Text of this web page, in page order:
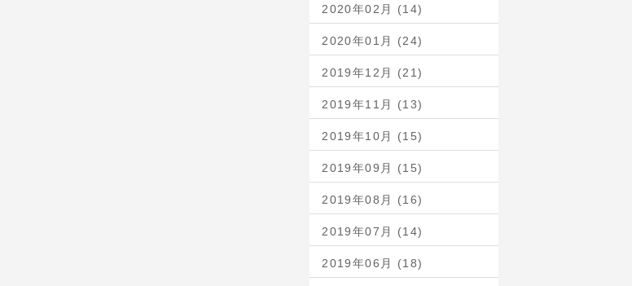
2020年02月 (14)
2020年01月 (24)
2019年12月 (21)
2019年11月 (13)
2019年10月 (15)
2019年09月 (15)
2019年08月 (16)
2019年07月 (14)
2019年06月 (18)